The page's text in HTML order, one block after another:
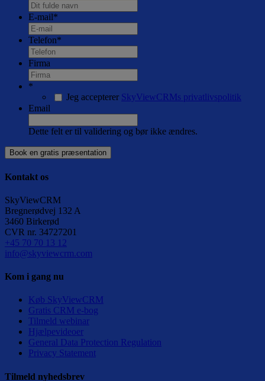
E-mail*
Telefon*
Firma
*
Jeg accepterer SkyViewCRMs privatlivspolitik
Email
Dette felt er til validering og bør ikke ændres.
Kontakt os
SkyViewCRM
Bregnerødvej 132 A
3460 Birkerød
CVR nr. 34727201
+45 70 70 13 12
info@skyviewcrm.com
Kom i gang nu
Køb SkyViewCRM
Gratis CRM e-bog
Tilmeld webinar
Hjælpevideoer
General Data Protection Regulation
Privacy Statement
Tilmeld nyhedsbrev